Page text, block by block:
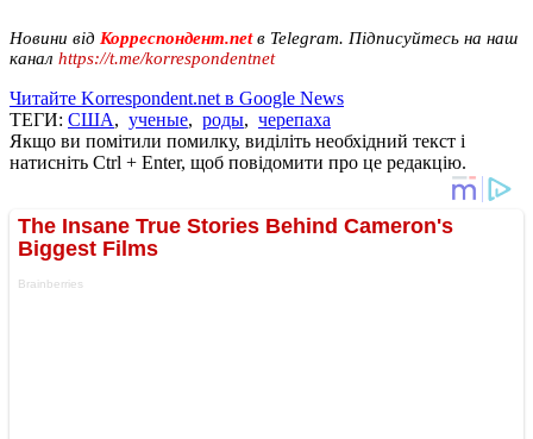
Новини від Корреспондент.netв Telegram. Підписуйтесь на наш
канал https://t.me/korrespondentnet
Читайте Korrespondent.net в Google News
ТЕГИ: США, ученые, роды, черепаха
Якщо ви помітили помилку, виділіть необхідний текст і
натисніть Ctrl + Enter, щоб повідомити про це редакцію.